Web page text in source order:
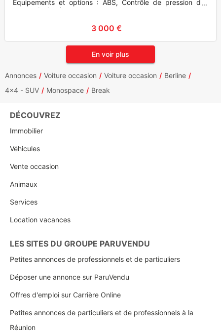
Equipements et options : ABS, Contrôle de pression des
pneus, Antipatina
3 000 €
En voir plus
Annonces Voiture occasion Voiture occasion
Berline
4x4 - SUV
Monospace Break
DÉCOUVREZ
Immobilier
Véhicules
Vente occasion
Animaux
Services
Location vacances
LES SITES DU GROUPE PARUVENDU
Petites annonces de professionnels et de particuliers
Déposer une annonce sur ParuVendu
Offres d'emploi sur Carrière Online
Petites annonces de particuliers et de professionnels à la
Réunion